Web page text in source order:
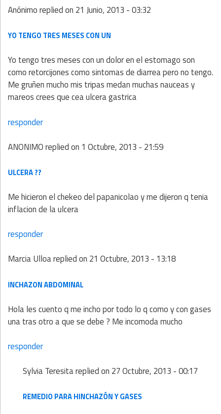
Anónimoreplied on 21 Junio, 2013 - 03:32
YO TENGO TRES MESES CON UN
Yo tengo tres meses con un dolor en el estomago son
como retorcijones como sintomas de diarrea pero no tengo.
Me gruñen mucho mis tripas medan muchas nauceas y
mareos crees que cea ulcera gastrica
responder
ANONIMOreplied on 1 Octubre, 2013 - 21:59
ULCERA ??
Me hicieron el chekeo del papanicolao y me dijeron q tenia
inflacion de la ulcera
responder
Marcia Ulloareplied on 21 Octubre, 2013 - 13:18
INCHAZON ABDOMINAL
Hola les cuento q me incho por todo lo q como y con gases
una tras otro a que se debe ? Me incomoda mucho
responder
Sylvia Teresitareplied on 27 Octubre, 2013 - 00:17
REMEDIO PARA HINCHAZÓN Y GASES